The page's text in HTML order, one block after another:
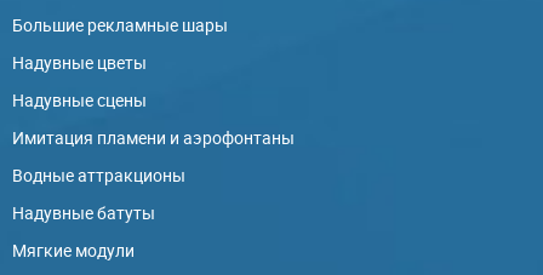
Большие рекламные шары
Надувные цветы
Надувные сцены
Имитация пламени и аэрофонтаны
Водные аттракционы
Надувные батуты
Мягкие модули